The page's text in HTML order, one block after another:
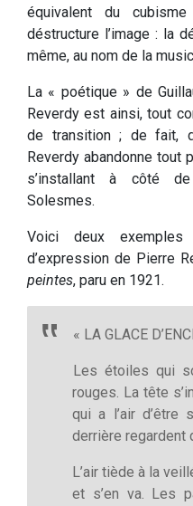
équivalent du
déstructure l’image : la
même, au nom de la
La « poétique » de
Reverdy est ainsi, tout
de transition ; de fait,
Reverdy abandonne tout
s’installant à côté
Solesmes.
Voici deux
d’expression de Pierre
peintes, paru en 1921.
« LA GLACE
Les étoiles qui
rouges. La tête
qui a l’air d’être
derrière regardent
L’air tiède à la
et s’en va. Les